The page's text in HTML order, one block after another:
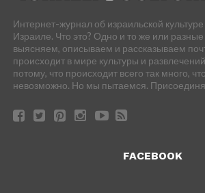
Интернет-журнал об израильской культуре
Израиле. Что это? Одно и то же или
выясняем, описываем и рассказываем
происходит в мире культуры и
потому, что происходит всего так много,
невозможно. Но мы пытаемся.
FACEBOOK